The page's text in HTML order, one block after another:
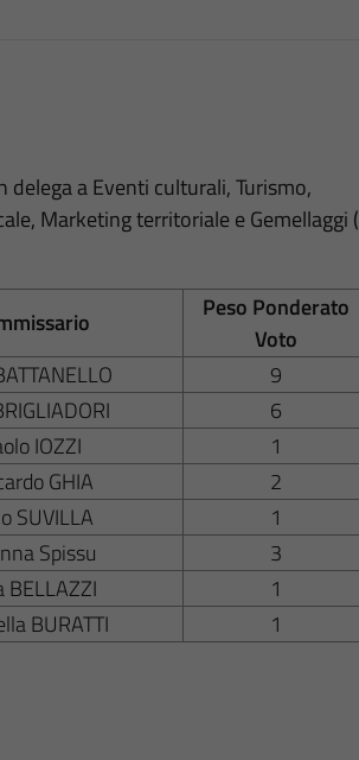
delega a Eventi culturali, Turismo,
Marketing territoriale e Gemellaggi (
Peso Ponderato
Voto
9
6
IOZZI
1
GHIA
2
SUVILLA
1
Spissu
3
BELLAZZI
1
BURATTI
1